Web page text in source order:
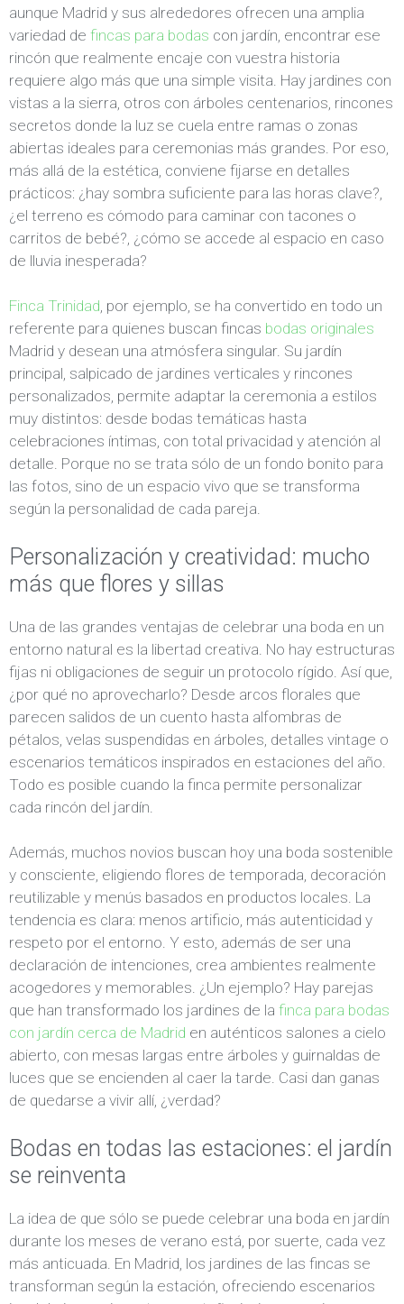
aunque Madrid y sus alrededores ofrecen una amplia
variedad de fincas para bodas con jardín, encontrar ese
rincón que realmente encaje con vuestra historia
requiere algo más que una simple visita. Hay jardines con
vistas a la sierra, otros con árboles centenarios, rincones
secretos donde la luz se cuela entre ramas o zonas
abiertas ideales para ceremonias más grandes. Por eso,
más allá de la estética, conviene fijarse en detalles
prácticos: ¿hay sombra suficiente para las horas clave?,
¿el terreno es cómodo para caminar con tacones o
carritos de bebé?, ¿cómo se accede al espacio en caso
de lluvia inesperada?
Finca Trinidad, por ejemplo, se ha convertido en todo un
referente para quienes buscan fincas bodas originales
Madrid y desean una atmósfera singular. Su jardín
principal, salpicado de jardines verticales y rincones
personalizados, permite adaptar la ceremonia a estilos
muy distintos: desde bodas temáticas hasta
celebraciones íntimas, con total privacidad y atención al
detalle. Porque no se trata sólo de un fondo bonito para
las fotos, sino de un espacio vivo que se transforma
según la personalidad de cada pareja.
Personalización y creatividad: mucho
más que flores y sillas
Una de las grandes ventajas de celebrar una boda en un
entorno natural es la libertad creativa. No hay estructuras
fijas ni obligaciones de seguir un protocolo rígido. Así que,
¿por qué no aprovecharlo? Desde arcos florales que
parecen salidos de un cuento hasta alfombras de
pétalos, velas suspendidas en árboles, detalles vintage o
escenarios temáticos inspirados en estaciones del año.
Todo es posible cuando la finca permite personalizar
cada rincón del jardín.
Además, muchos novios buscan hoy una boda sostenible
y consciente, eligiendo flores de temporada, decoración
reutilizable y menús basados en productos locales. La
tendencia es clara: menos artificio, más autenticidad y
respeto por el entorno. Y esto, además de ser una
declaración de intenciones, crea ambientes realmente
acogedores y memorables. ¿Un ejemplo? Hay parejas
que han transformado los jardines de la finca para bodas
con jardín cerca de Madrid en auténticos salones a cielo
abierto, con mesas largas entre árboles y guirnaldas de
luces que se encienden al caer la tarde. Casi dan ganas
de quedarse a vivir allí, ¿verdad?
Bodas en todas las estaciones: el jardín
se reinventa
La idea de que sólo se puede celebrar una boda en jardín
durante los meses de verano está, por suerte, cada vez
más anticuada. En Madrid, los jardines de las fincas se
transforman según la estación, ofreciendo escenarios